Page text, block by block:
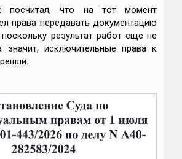
посчитал, что на тот момент
права передавать документацию
результат работ еще не
исключительные права к